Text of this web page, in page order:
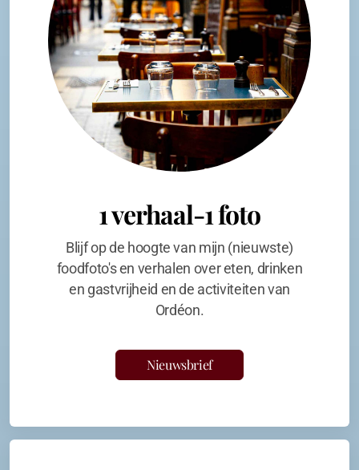
1 verhaal-1 foto
Blijf op de hoogte van mijn (nieuwste)
foodfoto's en verhalen over eten, drinken
en gastvrijheid en de activiteiten van
Ordéon.
Nieuwsbrief